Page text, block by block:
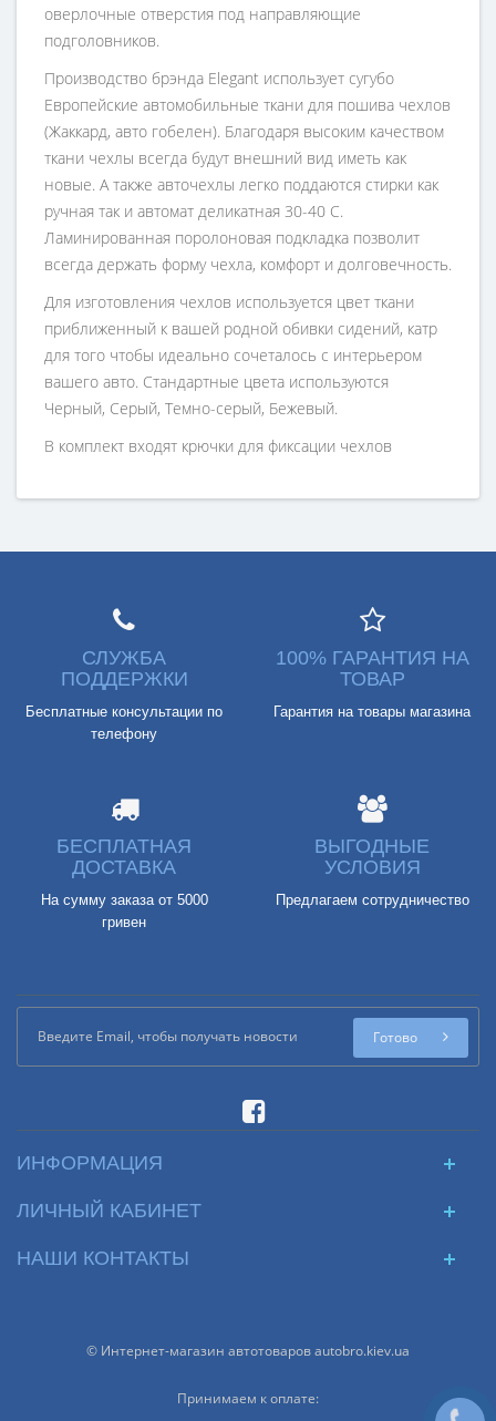
оверлочные отверстия под направляющие
подголовников.
Производство брэнда Elegant использует сугубо
Европейские автомобильные ткани для пошива чехлов
(Жаккард, авто гобелен). Благодаря высоким качеством
ткани чехлы всегда будут внешний вид иметь как
новые. А также авточехлы легко поддаются стирки как
ручная так и автомат деликатная 30-40 С.
Ламинированная поролоновая подкладка позволит
всегда держать форму чехла, комфорт и долговечность.
Для изготовления чехлов используется цвет ткани
приближенный к вашей родной обивки сидений, катр
для того чтобы идеально сочеталось с интерьером
вашего авто. Стандартные цвета используются
Черный, Серый, Темно-серый, Бежевый.
В комплект входят крючки для фиксации чехлов
СЛУЖБА
ПОДДЕРЖКИ
Бесплатные консультации по
телефону
100% ГАРАНТИЯ НА
ТОВАР
Гарантия на товары магазина
БЕСПЛАТНАЯ
ДОСТАВКА
На сумму заказа от 5000
гривен
ВЫГОДНЫЕ
УСЛОВИЯ
Предлагаем сотрудничество
Готово
ИНФОРМАЦИЯ
ЛИЧНЫЙ КАБИНЕТ
НАШИ КОНТАКТЫ
© Интернет-магазин автотоваров autobro.kiev.ua
Принимаем к оплате: